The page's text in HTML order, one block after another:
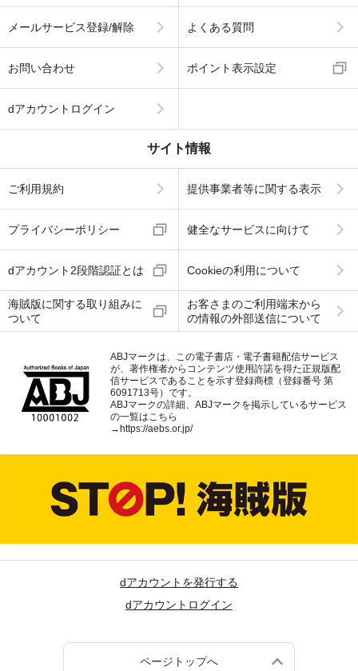
メールサービス登録/解除 よくある質問
お問い合わせ ポイント表示設定
dアカウントログイン
サイト情報
ご利用規約 提供事業者等に関する表示
プライバシーポリシー 健全なサービスに向けて
dアカウント2段階認証とは Cookieの利用について
海賊版に関する取り組みに
ついて
お客さまのご利用端末から
の情報の外部送信について
ABJマークは、この電子書店・電子書籍配信サービス
が、著作権者からコンテンツ使用許諾を得た正規版配
信サービスであることを示す登録商標（登録番号 第
6091713号）です。
ABJマークの詳細、ABJマークを掲示しているサービス
の一覧はこちら
→ https://aebs.or.jp/
dアカウントを発行する
dアカウントログイン
ページトップへ